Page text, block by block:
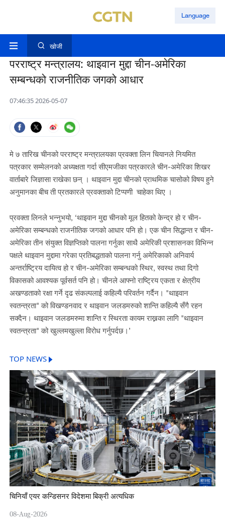
Language
खोजी
परराष्ट्र मन्त्रालय: थाइवान मुद्दा चीन-अमेरिका
सम्बन्धको राजनीतिक जगको आधार
07:46:35 2026-05-07
मे ७ तारिख चीनको परराष्ट्र मन्त्रालयका प्रवक्ता लिन चियानले नियमित
पत्रकार सम्मेलनको अध्यक्षता गर्दा सीएमजीका पत्रकारले चीन-अमेरिका शिखर
वार्ताबारे जिज्ञासा राखेका छन् । थाइवान मुद्दा चीनको प्राथमिक चासोको विषय हुने
अनुमानका बीच ती प्रतकारले प्रवक्ताको टिप्पणी चाहेका थिए ।
प्रवक्ता लिनले भन्नुभयो, ‘थाइवान मुद्दा चीनको मूल हितको केन्द्र हो र चीन-
अमेरिका सम्बन्धको राजनीतिक जगको आधार पनि हो। एक चीन सिद्धान्त र चीन-
अमेरिका तीन संयुक्त विज्ञप्तिको पालना गर्नुका साथै अमेरिकी प्रशासनका विभिन्न
पक्षले थाइवान मुद्दामा गरेका प्रतिबद्धताको पालना गर्नु अमेरिकाको अनिवार्य
अन्तर्राष्ट्रिय दायित्व हो र चीन-अमेरिका सम्बन्धको स्थिर, स्वस्थ तथा दिगो
विकासको आवश्यक पूर्वसर्त पनि हो। चीनले आफ्नो राष्ट्रिय एकता र क्षेत्रीय
अखण्डताको रक्षा गर्ने दृढ संकल्पलाई कहिल्यै परिवर्तन गर्दैन। "थाइवान
स्वतन्त्रता" को विखण्डनवाद र थाइवान जलडमरुको शान्ति कहिल्यै सँगै रहन
सक्दैन। थाइवान जलडमरुमा शान्ति र स्थिरता कायम राख्नका लागि "थाइवान
स्वतन्त्रता" को खुल्लमखुल्ला विरोध गर्नुपर्दछ।’
TOP NEWS
चिनियाँ एयर कन्डिसनर विदेशमा बिक्री अत्यधिक
08-Aug-2026